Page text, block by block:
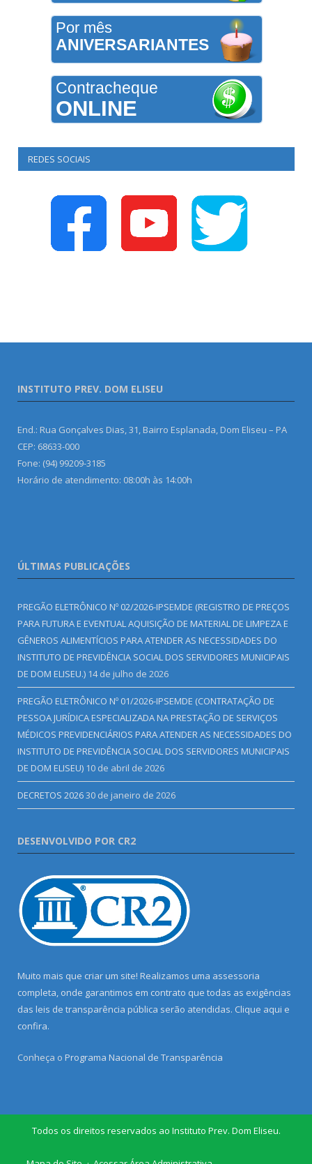
Por mês
ANIVERSARIANTES
Contracheque
ONLINE
REDES SOCIAIS
INSTITUTO PREV. DOM ELISEU
End.: Rua Gonçalves Dias, 31, Bairro Esplanada, Dom Eliseu – PA
CEP: 68633-000
Fone: (94) 99209-3185
Horário de atendimento: 08:00h às 14:00h
ÚLTIMAS PUBLICAÇÕES
PREGÃO ELETRÔNICO Nº 02/2026-IPSEMDE (REGISTRO DE PREÇOS
PARA FUTURA E EVENTUAL AQUISIÇÃO DE MATERIAL DE LIMPEZA E
GÊNEROS ALIMENTÍCIOS PARA ATENDER AS NECESSIDADES DO
INSTITUTO DE PREVIDÊNCIA SOCIAL DOS SERVIDORES MUNICIPAIS
DE DOM ELISEU.) 14 de julho de 2026
PREGÃO ELETRÔNICO Nº 01/2026-IPSEMDE (CONTRATAÇÃO DE
PESSOA JURÍDICA ESPECIALIZADA NA PRESTAÇÃO DE SERVIÇOS
MÉDICOS PREVIDENCIÁRIOS PARA ATENDER AS NECESSIDADES DO
INSTITUTO DE PREVIDÊNCIA SOCIAL DOS SERVIDORES MUNICIPAIS
DE DOM ELISEU) 10 de abril de 2026
DECRETOS 202630 de janeiro de 2026
DESENVOLVIDO POR CR2
Muito mais que criar um site! Realizamos uma assessoria
completa, onde garantimos em contrato que todas as exigências
das leis de transparência pública serão atendidas. Clique aqui e
confira.
Conheça o Programa Nacional de Transparência
Todos os direitos reservados ao Instituto Prev. Dom Eliseu.